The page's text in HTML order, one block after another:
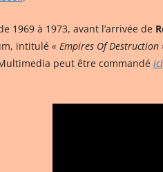
1969 à 1973, avant l’arrivée de
intitulé « Empires Of Destruction
peut être commandé ici